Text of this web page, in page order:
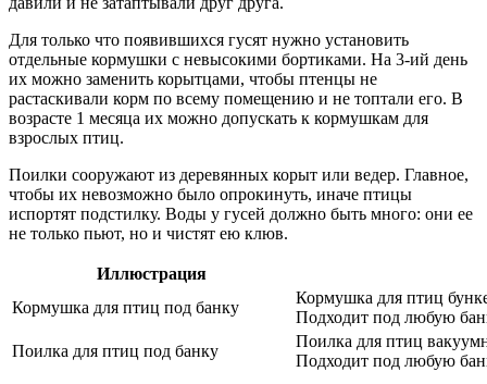
Для только что появившихся гусят нужно установить
отдельные кормушки с невысокими бортиками. На 3-ий день
их можно заменить корытцами, чтобы птенцы не
растаскивали корм по всему помещению и не топтали его. В
возрасте 1 месяца их можно допускать к кормушкам для
взрослых птиц.
Поилки сооружают из деревянных корыт или ведер. Главное,
чтобы их невозможно было опрокинуть, иначе птицы
испортят подстилку. Воды у гусей должно быть много: они ее
не только пьют, но и чистят ею клюв.
Иллюстрация
Кормушка для птиц под банку
Кормушка для птиц
Подходит под любую
Поилка для птиц под банку
Поилка для птиц
Подходит под любую